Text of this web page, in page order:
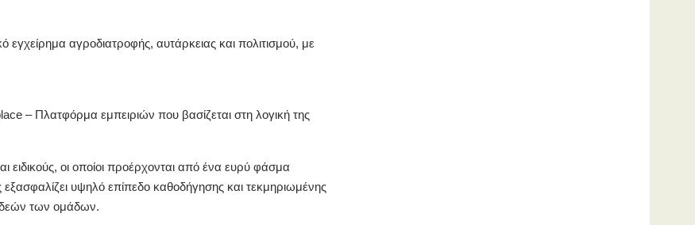
αγροδιατροφής, αυτάρκειας και πολιτισμού, με
– Πλατφόρμα εμπειριών που βασίζεται στη λογική της
ειδικούς, οι οποίοι προέρχονται από ένα ευρύ φάσμα
υψηλό επίπεδο καθοδήγησης και τεκμηριωμένης
των ομάδων.